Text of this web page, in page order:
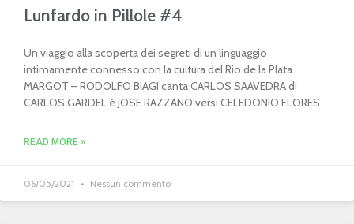
Lunfardo in Pillole #4
Un viaggio alla scoperta dei segreti di un linguaggio
intimamente connesso con la cultura del Rio de la Plata
MARGOT – RODOLFO BIAGI canta CARLOS SAAVEDRA di
CARLOS GARDEL é JOSE RAZZANO versi CELEDONIO FLORES
READ MORE »
06/05/2021 Nessun commento